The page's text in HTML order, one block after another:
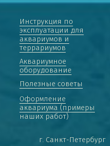
Инструкция по
эксплуатации для
аквариумов и
террариумов
Аквариумное
оборудование
Полезные советы
Оформление
аквариума (примеры
наших работ)
г. Санкт-Петербург